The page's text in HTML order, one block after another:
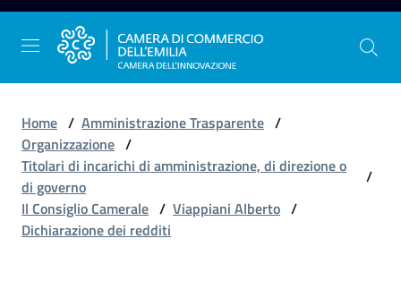
Vai al contenuto
Vai alla navigazione
Vai al footer
La
Camera
dell'Emilia
Home / Amministrazione Trasparente /
Organizzazione /
Titolari di incarichi di amministrazione, di direzione o
di governo
/
Il Consiglio Camerale / Viappiani Alberto /
Dichiarazione dei redditi